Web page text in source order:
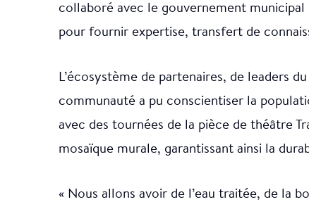
collaboré avec le gouvernement municipal
pour fournir expertise, transfert de
L’écosystème de partenaires, de leaders
communauté a pu conscientiser la
avec des tournées de la pièce de théâtre
mosaïque murale, garantissant ainsi la
« Nous allons avoir de l’eau traitée, de la